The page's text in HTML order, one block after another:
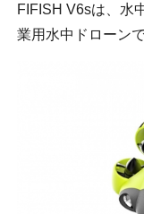
FIFISH V6sは、水
業用水中ドローンで